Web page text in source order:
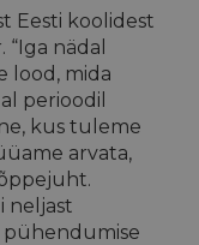
Eesti koolidest
nädal
lood, mida
perioodil
kus tuleme
arvata,
neljast
pühendumise